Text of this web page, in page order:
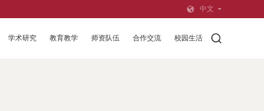
中文
学术研究 教育教学 师资队伍 合作交流 校园生活